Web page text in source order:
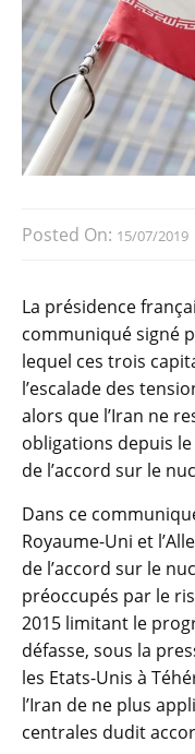
Posted On: 15/07/2019
La présidence
communiqué signé
lequel ces trois
l’escalade des
alors que l’Iran ne
obligations depuis
de l’accord sur le
Dans ce
Royaume-Uni et
de l’accord sur le
préoccupés par le
2015 limitant le
défasse, sous la
les Etats-Unis à
l’Iran de ne plus
centrales dudit